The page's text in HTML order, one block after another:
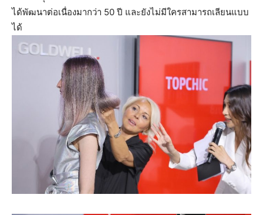
ได้พัฒนาต่อเนื่องมากว่า 50 ปี และยังไม่มีใครสามารถเลียนแบบ
ได้